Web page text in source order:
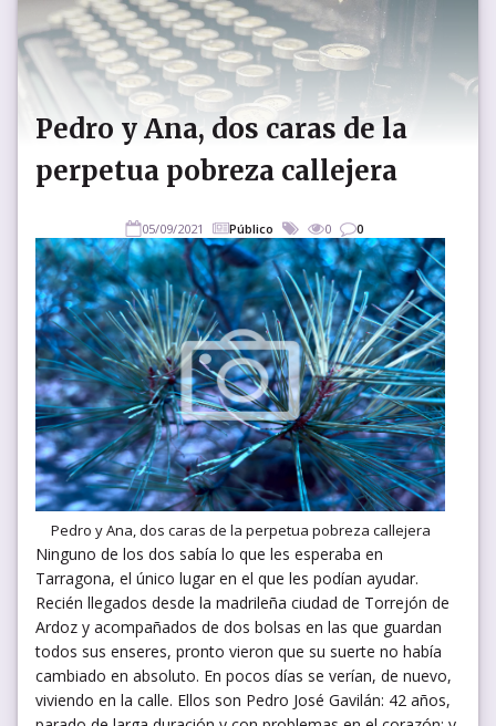
Pedro y Ana, dos caras de la
perpetua pobreza callejera
05/09/2021 Público 0 0
Pedro y Ana, dos caras de la perpetua pobreza callejera
Ninguno de los dos sabía lo que les esperaba en
Tarragona, el único lugar en el que les podían ayudar.
Recién llegados desde la madrileña ciudad de Torrejón de
Ardoz y acompañados de dos bolsas en las que guardan
todos sus enseres, pronto vieron que su suerte no había
cambiado en absoluto. En pocos días se verían, de nuevo,
viviendo en la calle. Ellos son Pedro José Gavilán: 42 años,